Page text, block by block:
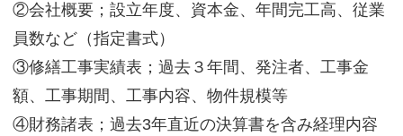
②会社概要；設立年度、資本金、年間完工高、従業
員数など（指定書式）
③修繕工事実績表；過去３年間、発注者、工事金
額、工事期間、工事内容、物件規模等
④財務諸表；過去3年直近の決算書を含み経理内容